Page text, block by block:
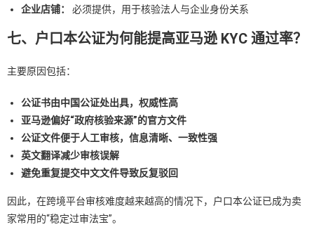
企业店铺：
必须提供，用于核验法人与企业身份关系
七、户口本公证为何能提高亚马逊 KYC 通过率？
主要原因包括：
公证书由中国公证处出具，权威性高
亚马逊偏好“政府核验来源”的官方文件
公证文件便于人工审核，信息清晰、一致性强
英文翻译减少审核误解
避免重复提交中文文件导致反复驳回
因此，在跨境平台审核难度越来越高的情况下，户口本公证已成为卖
家常用的“稳定过审法宝”。